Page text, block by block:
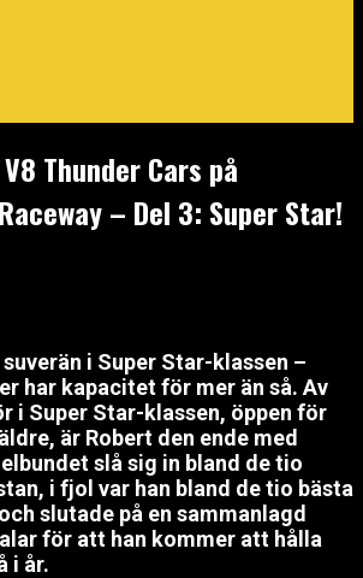
Thunder Cars på
– Del 3: Super Star!
i Super Star-klassen –
har kapacitet för mer än så. Av
i Super Star-klassen, öppen för
är Robert den ende med
slå sig in bland de tio
i fjol var han bland de tio bästa
slutade på en sammanlagd
för att han kommer att hålla
i år.